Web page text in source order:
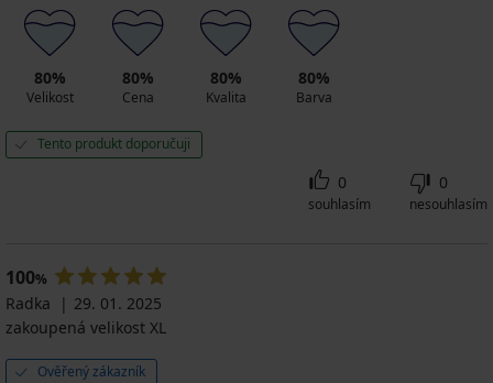
80%
Velikost
80%
Cena
80%
Kvalita
80%
Barva
Tento produkt doporučuji
0
souhlasím
0
nesouhlasím
100%
Radka
29. 01. 2025
zakoupená velikost XL
Ověřený zákazník